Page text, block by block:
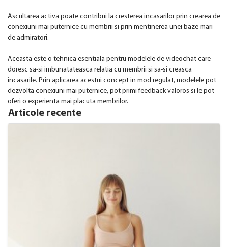
Ascultarea activa poate contribui la cresterea incasarilor prin crearea de
conexiuni mai puternice cu membrii si prin mentinerea unei baze mari
de admiratori.
Aceasta este o tehnica esentiala pentru modelele de videochat care
doresc sa-si imbunatateasca relatia cu membrii si sa-si creasca
incasarile. Prin aplicarea acestui concept in mod regulat, modelele pot
dezvolta conexiuni mai puternice, pot primi feedback valoros si le pot
oferi o experienta mai placuta membrilor.
Articole recente